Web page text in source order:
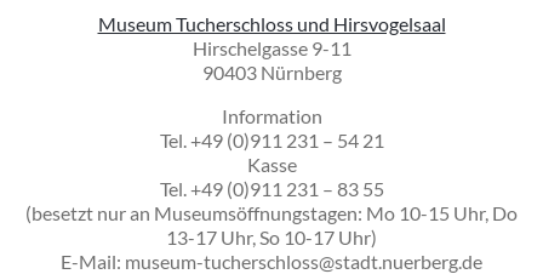
Museum Tucherschloss und Hirsvogelsaal
Hirschelgasse 9-11
90403 Nürnberg
Information
Tel. +49 (0)911 231 – 54 21
Kasse
Tel. +49 (0)911 231 – 83 55
(besetzt nur an Museumsöffnungstagen: Mo 10-15 Uhr, Do
13-17 Uhr, So 10-17 Uhr)
E-Mail: museum-tucherschloss@stadt.nuerberg.de